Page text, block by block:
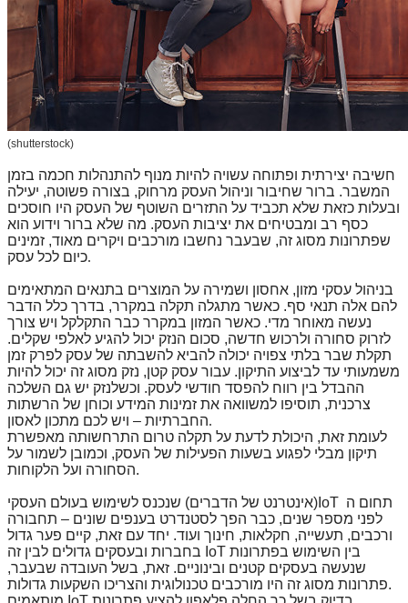
(shutterstock)
חשיבה יצירתית ופתוחה עשויה להיות מנוף להתנהלות חכמה בזמן
המשבר. ברור שחיבור וניהול העסק מרחוק, בצורה פשוטה, יעילה
ובעלות כזאת שלא תכביד על התזרים השוטף של העסק היו חוסכים
כסף רב ומבטיחים את יציבות העסק. מה שלא ברור וידוע הוא
שפתרונות מסוג זה, שבעבר נחשבו מורכבים ויקרים מאוד, זמינים
כיום לכל עסק.
בניהול עסקי מזון, אחסון ושמירה על המוצרים בתנאים המתאימים
להם אלה תנאי סף. כאשר מתגלה תקלה במקרר, בדרך כלל הדבר
נעשה מאוחר מדי. כאשר המזון במקרר כבר התקלקל ויש צורך
לזרוק סחורה ולרכוש חדשה, סכום הנזק יכול להגיע לאלפי שקלים.
תקלת שבר בלתי צפויה יכולה להביא להשבתה של עסק לפרק זמן
משמעותי עד לביצוע התיקון. עבור עסק קטן, נזק מסוג זה יכול להיות
ההבדל בין רווח להפסד חודשי לעסק. וכשלנזק יש גם השלכה
צרכנית, תוסיפו למשוואה את זמינות המידע וכוחן של הרשתות
החברתיות – ויש לכם מתכון לאסון.
לעומת זאת, היכולת לדעת על תקלה טרום התרחשותה מאפשרת
תיקון מבלי לפגוע בשעות הפעילות של העסק, וכמובן לשמור על
הסחורה ועל הלקוחות.
תחום ה IoT (אינטרנט של הדברים) שנכנס לשימוש בעולם העסקי
לפני מספר שנים, כבר הפך לסטנדרט בענפים שונים – תחבורה
ורכבים, תעשייה, חקלאות, חינוך ועוד. יחד עם זאת, קיים פער גדול
בין השימוש בפתרונות IoT בחברות ובעסקים גדולים לבין זה
שנעשה בעסקים קטנים ובינוניים. זאת, בשל העובדה שבעבר,
פתרונות מסוג זה היו מורכבים טכנולוגית והצריכו השקעות גדולות.